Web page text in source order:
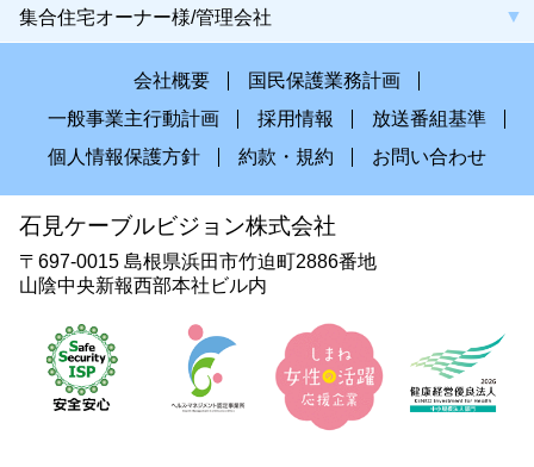
集合住宅オーナー様/管理会社
会社概要
国民保護業務計画
一般事業主行動計画
採用情報
放送番組基準
個人情報保護方針
約款・規約 お問い合わせ
石見ケーブルビジョン株式会社
〒697-0015 島根県浜田市竹迫町2886番地
山陰中央新報西部本社ビル内